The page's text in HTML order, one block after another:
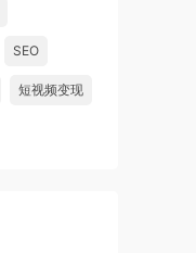
SEO
短视频变现